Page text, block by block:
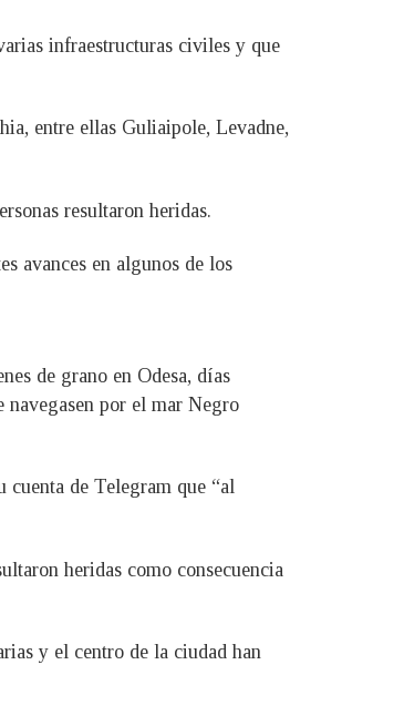
infraestructuras civiles y que
entre ellas Guliaipole, Levadne,
resultaron heridas.
avances en algunos de los
de grano en Odesa, días
navegasen por el mar Negro
cuenta de Telegram que “al
heridas como consecuencia
y el centro de la ciudad han